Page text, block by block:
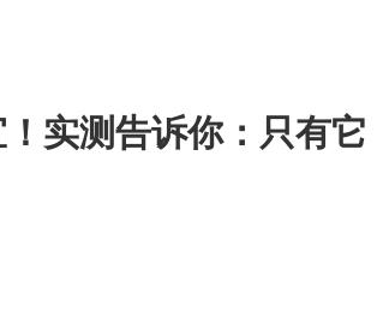
实测告诉你：只有它